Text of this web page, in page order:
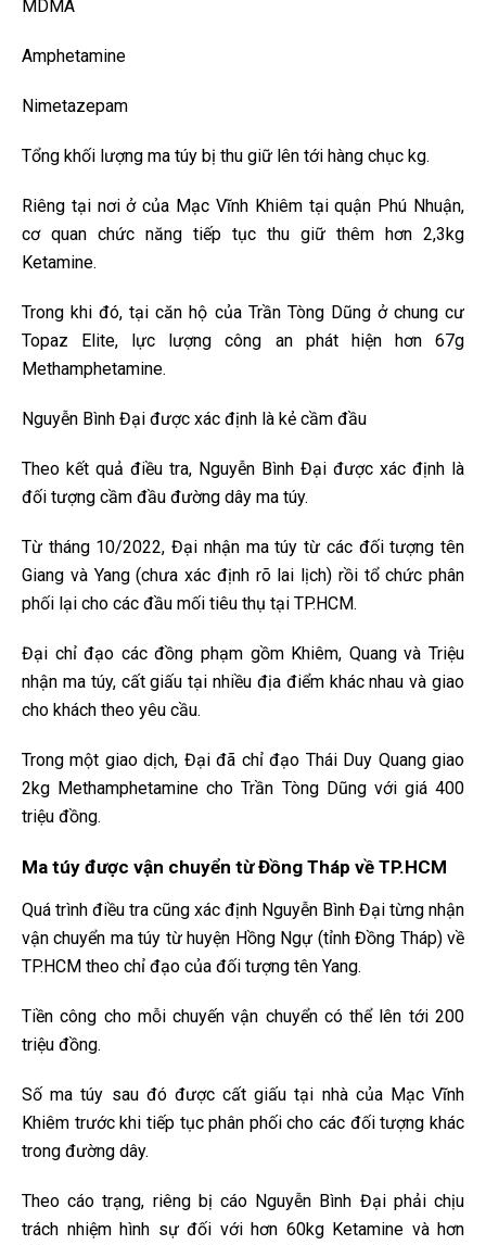
MDMA
Amphetamine
Nimetazepam
Tổng khối lượng ma túy bị thu giữ lên tới hàng chục kg.
Riêng tại nơi ở của Mạc Vĩnh Khiêm tại quận Phú Nhuận,
cơ quan chức năng tiếp tục thu giữ thêm hơn 2,3kg
Ketamine.
Trong khi đó, tại căn hộ của Trần Tòng Dũng ở chung cư
Topaz Elite, lực lượng công an phát hiện hơn 67g
Methamphetamine.
Nguyễn Bình Đại được xác định là kẻ cầm đầu
Theo kết quả điều tra, Nguyễn Bình Đại được xác định là
đối tượng cầm đầu đường dây ma túy.
Từ tháng 10/2022, Đại nhận ma túy từ các đối tượng tên
Giang và Yang (chưa xác định rõ lai lịch) rồi tổ chức phân
phối lại cho các đầu mối tiêu thụ tại TP.HCM.
Đại chỉ đạo các đồng phạm gồm Khiêm, Quang và Triệu
nhận ma túy, cất giấu tại nhiều địa điểm khác nhau và giao
cho khách theo yêu cầu.
Trong một giao dịch, Đại đã chỉ đạo Thái Duy Quang giao
2kg Methamphetamine cho Trần Tòng Dũng với giá 400
triệu đồng.
Ma túy được vận chuyển từ Đồng Tháp về TP.HCM
Quá trình điều tra cũng xác định Nguyễn Bình Đại từng nhận
vận chuyển ma túy từ huyện Hồng Ngự (tỉnh Đồng Tháp) về
TP.HCM theo chỉ đạo của đối tượng tên Yang.
Tiền công cho mỗi chuyến vận chuyển có thể lên tới 200
triệu đồng.
Số ma túy sau đó được cất giấu tại nhà của Mạc Vĩnh
Khiêm trước khi tiếp tục phân phối cho các đối tượng khác
trong đường dây.
Theo cáo trạng, riêng bị cáo Nguyễn Bình Đại phải chịu
trách nhiệm hình sự đối với hơn 60kg Ketamine và hơn